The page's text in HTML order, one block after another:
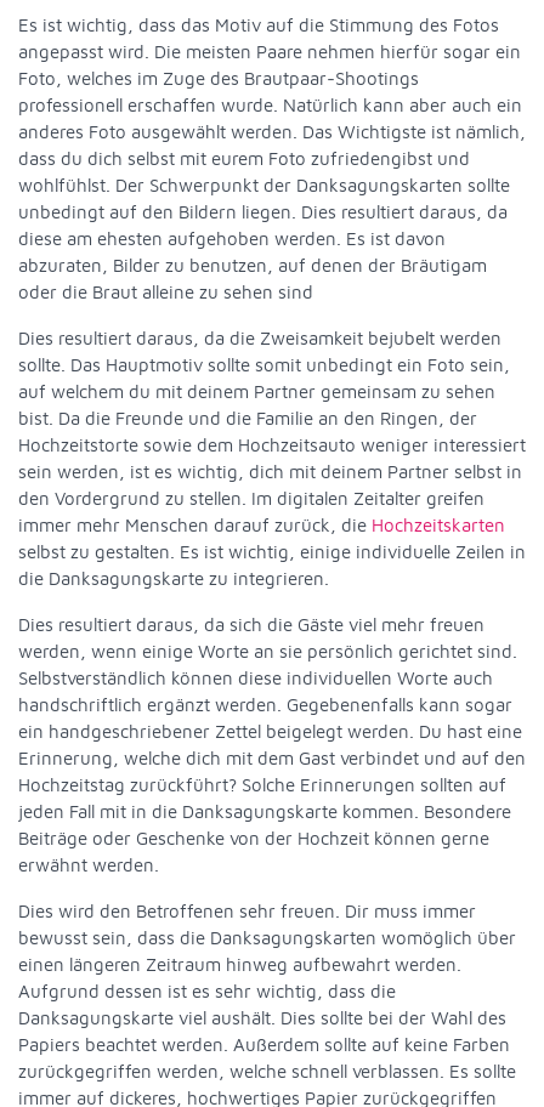
Es ist wichtig, dass das Motiv auf die Stimmung des Fotos
angepasst wird. Die meisten Paare nehmen hierfür sogar ein
Foto, welches im Zuge des Brautpaar-Shootings
professionell erschaffen wurde. Natürlich kann aber auch ein
anderes Foto ausgewählt werden. Das Wichtigste ist nämlich,
dass du dich selbst mit eurem Foto zufriedengibst und
wohlfühlst. Der Schwerpunkt der Danksagungskarten sollte
unbedingt auf den Bildern liegen. Dies resultiert daraus, da
diese am ehesten aufgehoben werden. Es ist davon
abzuraten, Bilder zu benutzen, auf denen der Bräutigam
oder die Braut alleine zu sehen sind
Dies resultiert daraus, da die Zweisamkeit bejubelt werden
sollte. Das Hauptmotiv sollte somit unbedingt ein Foto sein,
auf welchem du mit deinem Partner gemeinsam zu sehen
bist. Da die Freunde und die Familie an den Ringen, der
Hochzeitstorte sowie dem Hochzeitsauto weniger interessiert
sein werden, ist es wichtig, dich mit deinem Partner selbst in
den Vordergrund zu stellen. Im digitalen Zeitalter greifen
immer mehr Menschen darauf zurück, die Hochzeitskarten
selbst zu gestalten. Es ist wichtig, einige individuelle Zeilen in
die Danksagungskarte zu integrieren.
Dies resultiert daraus, da sich die Gäste viel mehr freuen
werden, wenn einige Worte an sie persönlich gerichtet sind.
Selbstverständlich können diese individuellen Worte auch
handschriftlich ergänzt werden. Gegebenenfalls kann sogar
ein handgeschriebener Zettel beigelegt werden. Du hast eine
Erinnerung, welche dich mit dem Gast verbindet und auf den
Hochzeitstag zurückführt? Solche Erinnerungen sollten auf
jeden Fall mit in die Danksagungskarte kommen. Besondere
Beiträge oder Geschenke von der Hochzeit können gerne
erwähnt werden.
Dies wird den Betroffenen sehr freuen. Dir muss immer
bewusst sein, dass die Danksagungskarten womöglich über
einen längeren Zeitraum hinweg aufbewahrt werden.
Aufgrund dessen ist es sehr wichtig, dass die
Danksagungskarte viel aushält. Dies sollte bei der Wahl des
Papiers beachtet werden. Außerdem sollte auf keine Farben
zurückgegriffen werden, welche schnell verblassen. Es sollte
immer auf dickeres, hochwertiges Papier zurückgegriffen